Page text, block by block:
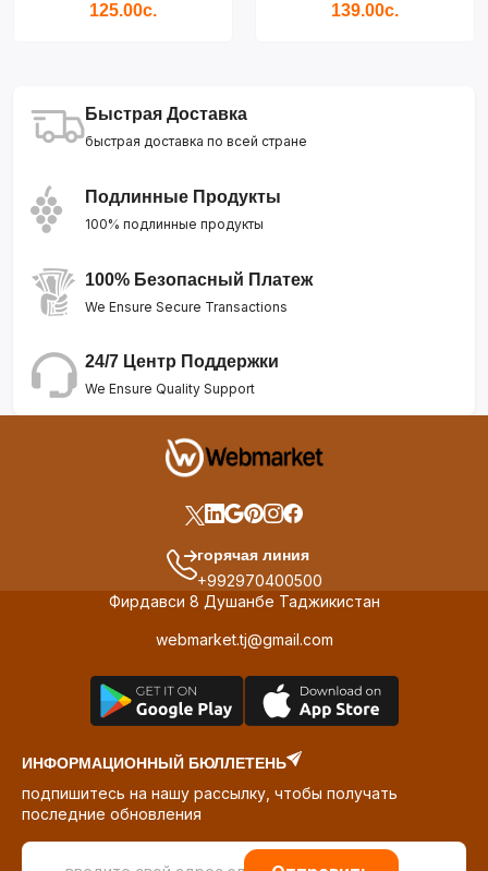
125.00с. 139.00с.
Быстрая Доставка
быстрая доставка по всей стране
Подлинные Продукты
100% подлинные продукты
100% Безопасный Платеж
We Ensure Secure Transactions
24/7 Центр Поддержки
We Ensure Quality Support
горячая линия
+992970400500
Фирдавси 8 Душанбе Таджикистан
webmarket.tj@gmail.com
ИНФОРМАЦИОННЫЙ БЮЛЛЕТЕНЬ
подпишитесь на нашу рассылку, чтобы получать
последние обновления